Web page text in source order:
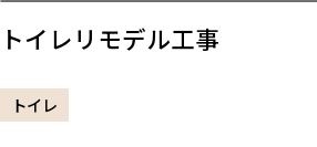
トイレリモデル工事
トイレ